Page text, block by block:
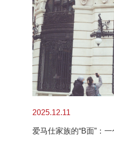
2025.12.11
爱马仕家族的“B面”：